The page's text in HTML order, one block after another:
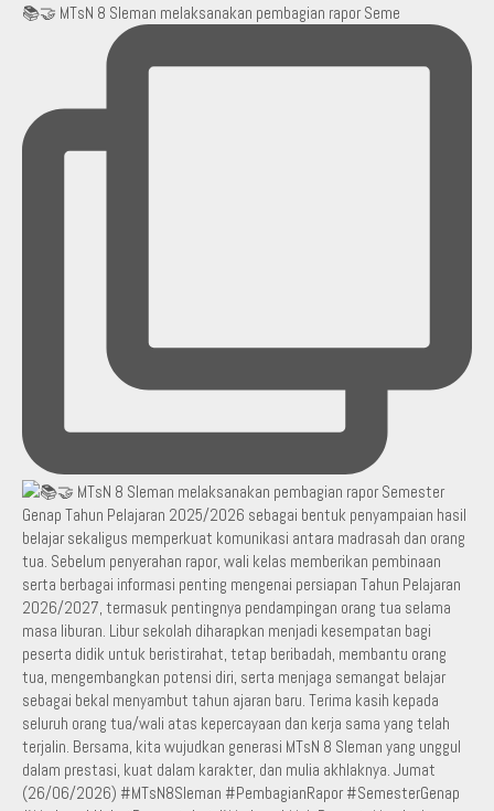
📚🤝 MTsN 8 Sleman melaksanakan pembagian rapor Seme